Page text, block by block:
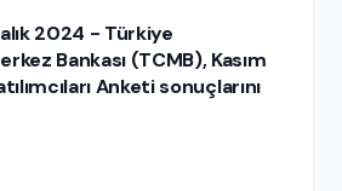
2024 - Türkiye
Bankası (TCMB), Kasım
Anketi sonuçlarını